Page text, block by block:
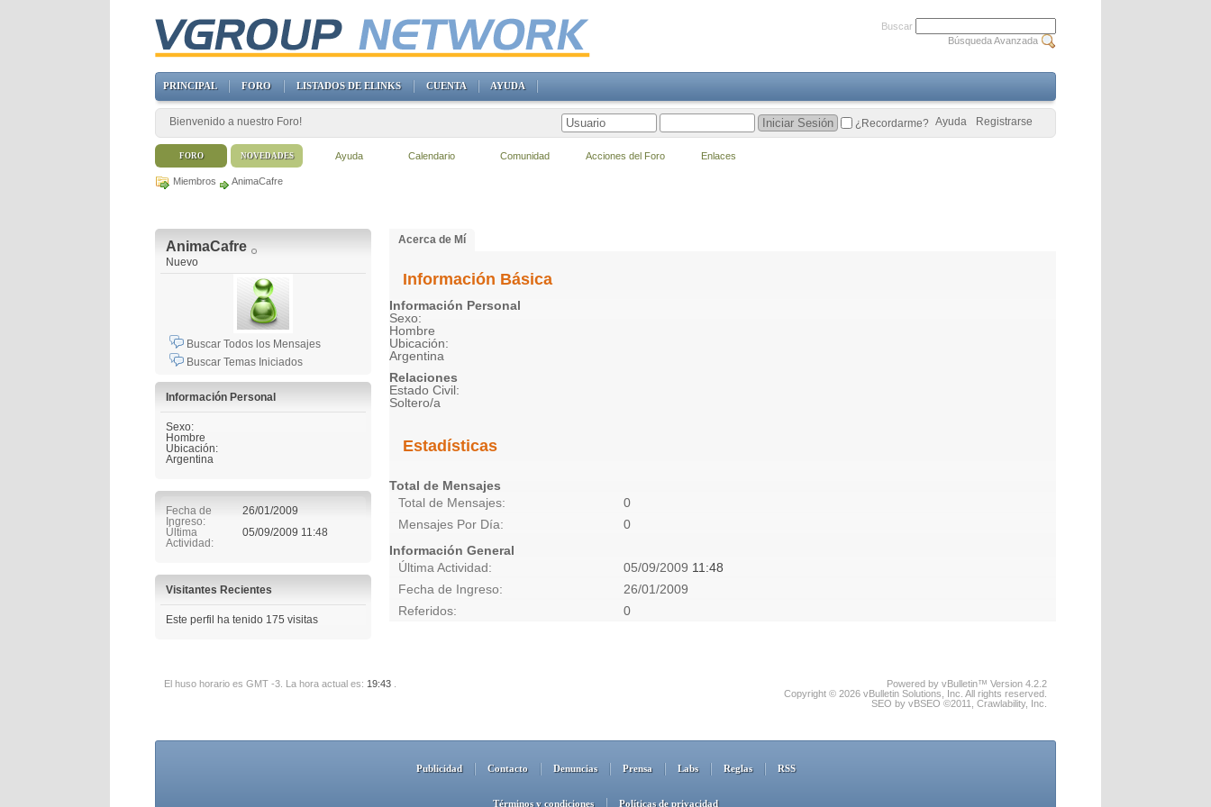
Miembros AnimaCafre
AnimaCafre
Nuevo
Buscar Todos los Mensajes
Buscar Temas Iniciados
Información Personal
Sexo:
Hombre
Ubicación:
Argentina
Fecha de
Ingreso
26/01/2009
Última
Actividad
05/09/2009 11:48
Visitantes Recientes
Este perfil ha tenido 175 visitas
Acerca de Mí
Información Básica
Información Personal
Sexo:
Hombre
Ubicación:
Argentina
Relaciones
Estado Civil:
Soltero/a
Estadísticas
Total de Mensajes
Total de Mensajes
0
Mensajes Por Día
0
Información General
Última Actividad
05/09/2009 11:48
Fecha de Ingreso
26/01/2009
Referidos
0
El huso horario es GMT -3. La hora actual es: 19:43
Powered by vBulletin™ Version 4.2.2
Copyright © 2026 vBulletin Solutions, Inc. All rights reserved.
SEO by vBSEO ©2011, Crawlability, Inc.
Publicidad Contacto Denuncias Prensa Labs Reglas RSS
Términos y condiciones Políticas de privacidad
Buscar
Búsqueda Avanzada
PRINCIPAL FORO LISTADOS DE ELINKS CUENTA AYUDA
Bienvenido a nuestro Foro! Registrarse
Ayuda
¿Recordarme?
FORO Ayuda Calendario Comunidad Acciones del Foro Enlaces
NOVEDADES